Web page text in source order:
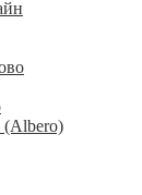
(Albero)